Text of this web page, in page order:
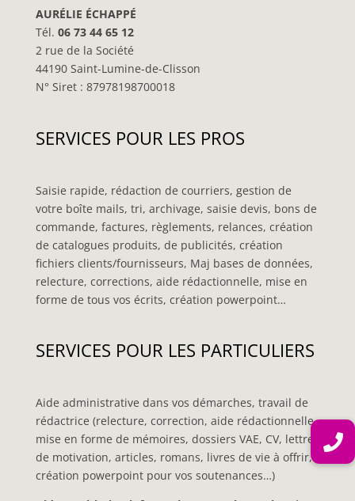
AURÉLIE ÉCHAPPÉ
Tél. 06 73 44 65 12
2 rue de la Société
44190 Saint-Lumine-de-Clisson
N° Siret : 87978198700018
SERVICES POUR LES PROS
Saisie rapide, rédaction de courriers, gestion de
votre boîte mails, tri, archivage, saisie devis, bons de
commande, factures, règlements, relances, création
de catalogues produits, de publicités, création
fichiers clients/fournisseurs, Maj bases de données,
relecture, corrections, aide rédactionnelle, mise en
forme de tous vos écrits, création powerpoint…
SERVICES POUR LES PARTICULIERS
Aide administrative dans vos démarches, travail de
rédactrice (relecture, correction, aide rédactionnelle,
mise en forme de mémoires, dossiers VAE, CV, lettres
de motivation, articles, romans, livres de vie à offrir,
création powerpoint pour vos soutenances…)